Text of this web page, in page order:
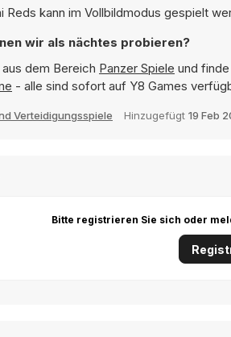
Reds kann im Vollbildmodus gespielt
wir als nächtes probieren?
dem Bereich Panzer Spiele und
- alle sind sofort auf Y8 Games
Verteidigungsspiele Hinzugefügt 19 Feb
Bitte registrieren Sie sich oder